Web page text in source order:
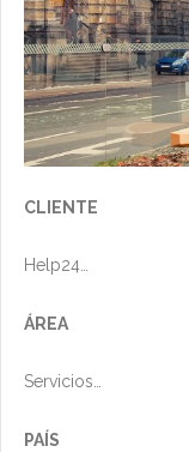
CLIENTE
Help24
ÁREA
Servicios
PAÍS